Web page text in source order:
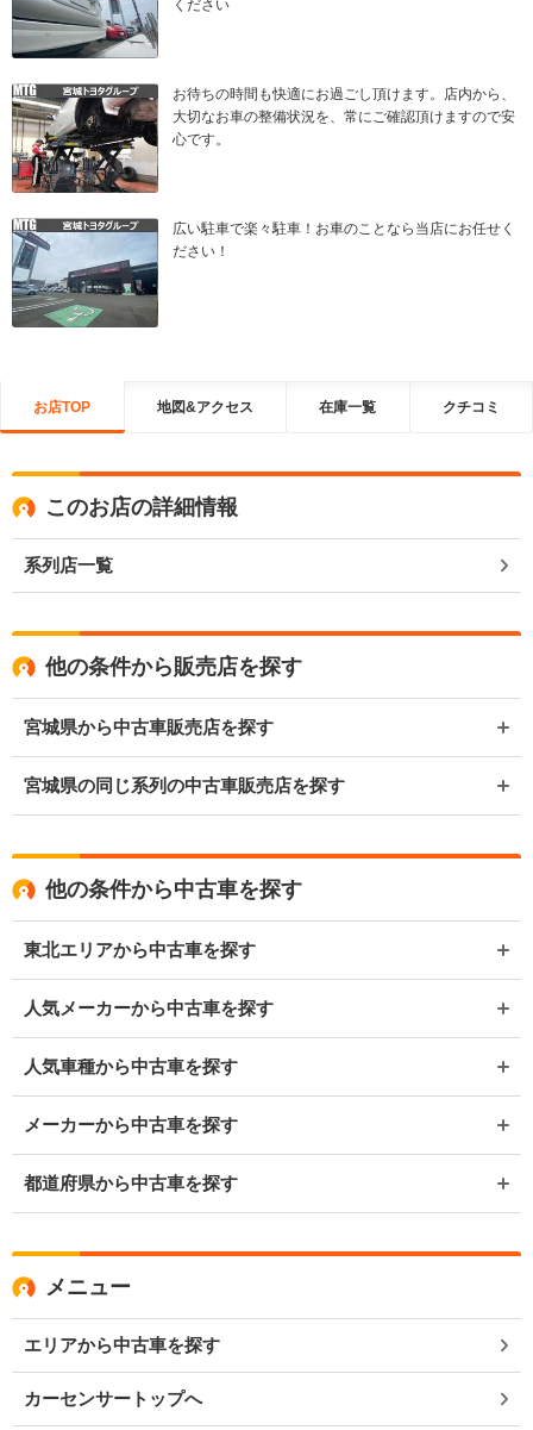
ください
お待ちの時間も快適にお過ごし頂けます。店内から、
大切なお車の整備状況を、常にご確認頂けますので安
心です。
広い駐車で楽々駐車！お車のことなら当店にお任せく
ださい！
お店TOP 地図&アクセス 在庫一覧 クチコミ
このお店の詳細情報
系列店一覧
他の条件から販売店を探す
宮城県から中古車販売店を探す
宮城県の同じ系列の中古車販売店を探す
他の条件から中古車を探す
東北エリアから中古車を探す
人気メーカーから中古車を探す
人気車種から中古車を探す
メーカーから中古車を探す
都道府県から中古車を探す
メニュー
エリアから中古車を探す
カーセンサートップへ